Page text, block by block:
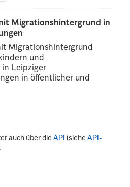
Migrationshintergrund in
Migrationshintergrund
und
Leipziger
in öffentlicher und
auch über dieAPI (sieheAPI-